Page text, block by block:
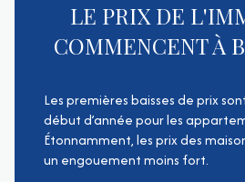
LE PRIX DE
COMMENCENT À
Les premières baisses de prix
début d’année pour les
Étonnamment, les prix des
un engouement moins fort.